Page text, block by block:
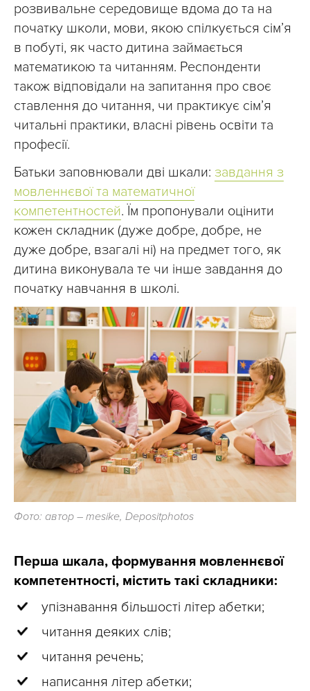
розвивальне середовище вдома до та на
початку школи, мови, якою спілкується сім’я
в побуті, як часто дитина займається
математикою та читанням. Респонденти
також відповідали на запитання про своє
ставлення до читання, чи практикує сім’я
читальні практики, власні рівень освіти та
професії.
Батьки заповнювали дві шкали: завдання з
мовленнєвої та математичної
компетентностей. Їм пропонували оцінити
кожен складник (дуже добре, добре, не
дуже добре, взагалі ні) на предмет того, як
дитина виконувала те чи інше завдання до
початку навчання в школі.
Фото: автор – mesike, Depositphotos
Перша шкала, формування мовленнєвої
компетентності, містить такі складники:
упізнавання більшості літер абетки;
читання деяких слів;
читання речень;
написання літер абетки;